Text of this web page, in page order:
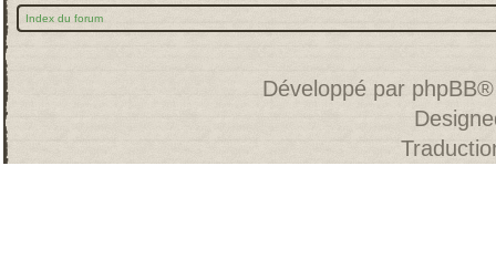
Index du forum
Développé par phpBB®